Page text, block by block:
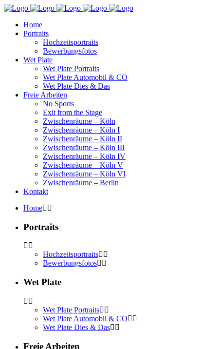
Home
Portraits
Hochzeitsportraits
Bewerbungsfotos
Wet Plate
Wet Plate Portraits
Wet Plate Automobil & CO
Wet Plate Dies & Das
Freie Arbeiten
No Sports
Exit from the Stage
Zwischenräume – Köln
Zwischenräume – Köln I
Zwischenräume – Köln II
Zwischenräume – Köln III
Zwischenräume – Köln IV
Zwischenräume – Köln V
Zwischenräume – Köln VI
Zwischenräume – Berlin
Kontakt
Home
Portraits
Hochzeitsportraits
Bewerbungsfotos
Wet Plate
Wet Plate Portraits
Wet Plate Automobil & CO
Wet Plate Dies & Das
Freie Arbeiten